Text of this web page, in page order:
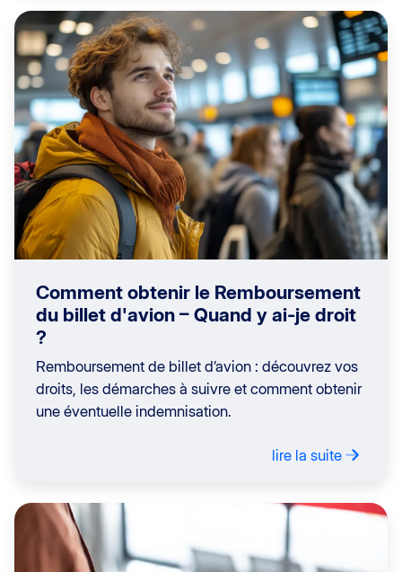
Comment obtenir le Remboursement
du billet d'avion – Quand y ai-je droit
?
Remboursement de billet d’avion : découvrez vos
droits, les démarches à suivre et comment obtenir
une éventuelle indemnisation.
lire la suite